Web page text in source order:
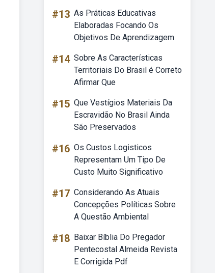
#13 As Práticas Educativas
Elaboradas Focando Os
Objetivos De Aprendizagem
#14 Sobre As Características
Territoriais Do Brasil é Correto
Afirmar Que
#15 Que Vestígios Materiais Da
Escravidão No Brasil Ainda
São Preservados
#16 Os Custos Logisticos
Representam Um Tipo De
Custo Muito Significativo
#17 Considerando As Atuais
Concepções Políticas Sobre
A Questão Ambiental
#18 Baixar Bíblia Do Pregador
Pentecostal Almeida Revista
E Corrigida Pdf